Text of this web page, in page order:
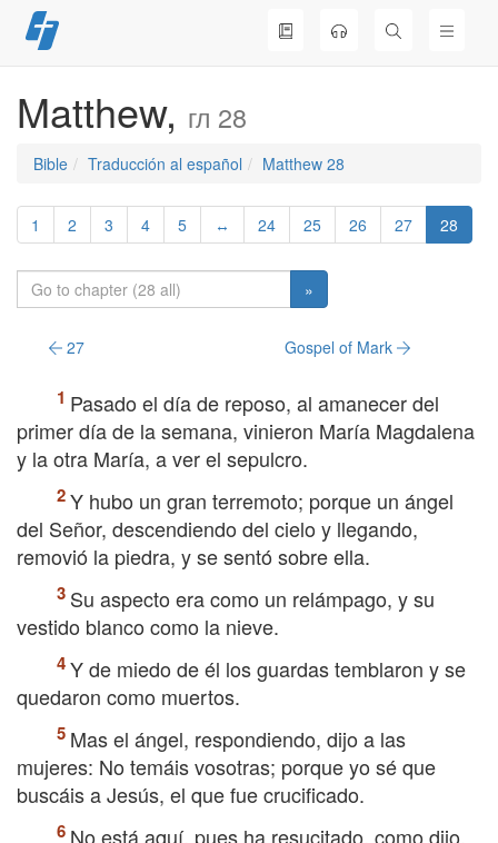
Skip
to
Matthew, гл 28
Bible Traducción al español Matthew 28
1 2 3 4 5 ↔ 24 25 26 27 28
»
27 Gospel of Mark
Pasado el día de reposo, al amanecer del
primer día de la semana, vinieron María Magdalena
y la otra María, a ver el sepulcro.
Y hubo un gran terremoto; porque un ángel
del Señor, descendiendo del cielo y llegando,
removió la piedra, y se sentó sobre ella.
Su aspecto era como un relámpago, y su
vestido blanco como la nieve.
Y de miedo de él los guardas temblaron y se
quedaron como muertos.
Mas el ángel, respondiendo, dijo a las
mujeres: No temáis vosotras; porque yo sé que
buscáis a Jesús, el que fue crucificado.
No está aquí, pues ha resucitado, como dijo.